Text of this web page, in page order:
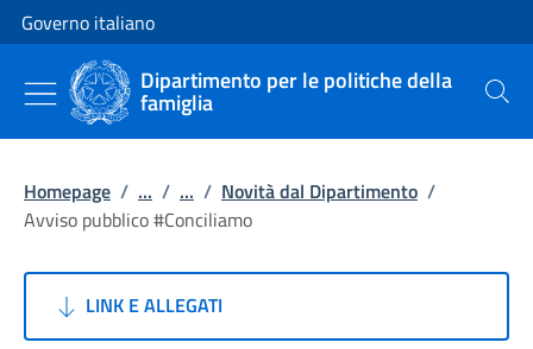
Vai al contenuto
Vai alla navigazione del sito
Governo italiano
Dipartimento per le politiche della
famiglia Cerca
Homepage / ... / ... / Novità dal Dipartimento /
Avviso pubblico #Conciliamo
LINK E ALLEGATI